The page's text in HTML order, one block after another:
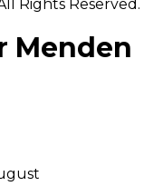
Rights Reserved.
Menden